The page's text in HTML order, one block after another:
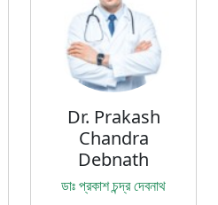
Dr. Prakash
Chandra
Debnath
ডাঃ প্রকাশ চন্দ্র দেবনাথ